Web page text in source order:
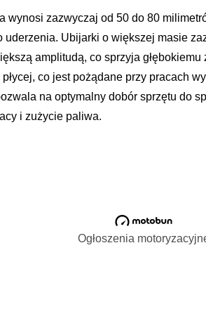
wynosi zazwyczaj od 50 do 80
uderzenia. Ubijarki o większej masie
amplitudą, co sprzyja
co jest pożądane przy pracach
na optymalny dobór sprzętu do
i zużycie paliwa.
Ogłoszenia